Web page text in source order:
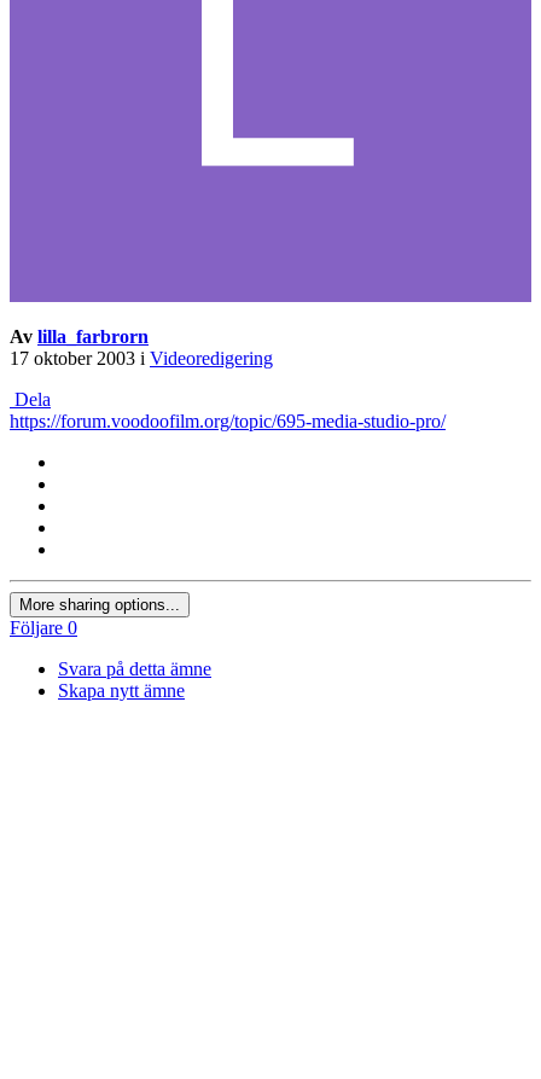
Av lilla_farbrorn
17 oktober 2003 i Videoredigering
Dela
https://forum.voodoofilm.org/topic/695-media-studio-pro/
More sharing options...
Följare 0
Svara på detta ämne
Skapa nytt ämne